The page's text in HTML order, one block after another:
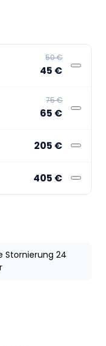
50 €
45 €
75 €
65 €
205 €
405 €
Stornierung 24